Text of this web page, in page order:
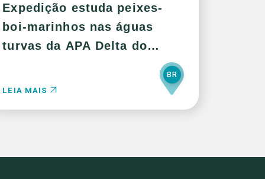
Expedição estuda peixes-
boi-marinhos nas águas
turvas da APA Delta do
LEIA MAIS
BR